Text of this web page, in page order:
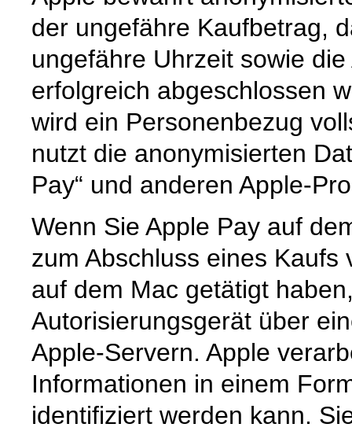
der ungefähre Kaufbetrag,
ungefähre Uhrzeit sowie
erfolgreich abgeschlossen
wird ein Personenbezug
nutzt die anonymisierten
Pay“ und anderen Apple-
Wenn Sie Apple Pay auf
zum Abschluss eines
auf dem Mac getätigt
Autorisierungsgerät über
Apple-Servern. Apple
Informationen in einem
identifiziert werden kann.